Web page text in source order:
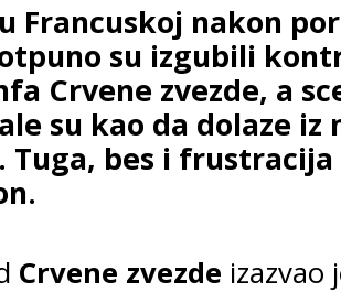
Francuskoj nakon
su izgubili
Crvene zvezde, a
su kao da dolaze iz
Tuga, bes i
Crvene zvezde izazvao